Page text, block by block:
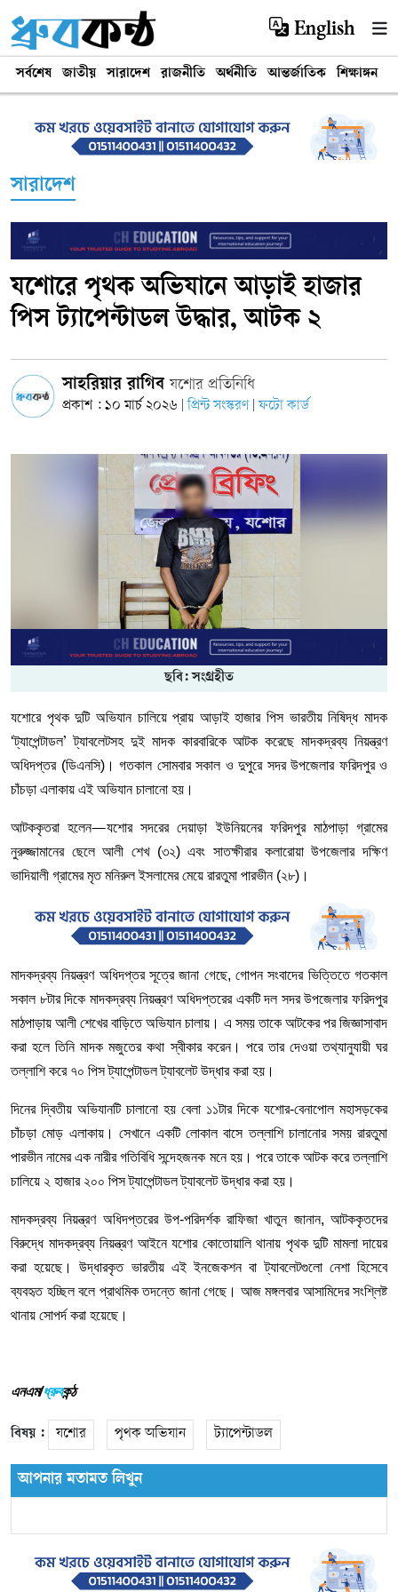
English
সর্বশেষ জাতীয় সারাদেশ রাজনীতি অর্থনীতি আন্তর্জাতিক শিক্ষাঙ্গন
সারাদেশ
যশোরে পৃথক অভিযানে আড়াই হাজার
পিস ট্যাপেন্টাডল উদ্ধার, আটক ২
সাহরিয়ার রাগিবযশোর প্রতিনিধি
প্রকাশ : ১০ মার্চ ২০২৬ প্রিন্ট সংস্করণ ফটো কার্ড
ছবি: সংগ্রহীত
যশোরে পৃথক দুটি অভিযান চালিয়ে প্রায় আড়াই হাজার পিস ভারতীয় নিষিদ্ধ মাদক
‘ট্যাপেন্টাডল’ ট্যাবলেটসহ দুই মাদক কারবারিকে আটক করেছে মাদকদ্রব্য নিয়ন্ত্রণ
অধিদপ্তর (ডিএনসি)। গতকাল সোমবার সকাল ও দুপুরে সদর উপজেলার ফরিদপুর ও
চাঁচড়া এলাকায় এই অভিযান চালানো হয়।
আটককৃতরা হলেন—যশোর সদরের দেয়াড়া ইউনিয়নের ফরিদপুর মাঠপাড়া গ্রামের
নুরুজ্জামানের ছেলে আলী শেখ (৩২) এবং সাতক্ষীরার কলারোয়া উপজেলার দক্ষিণ
ভাদিয়ালী গ্রামের মৃত মনিরুল ইসলামের মেয়ে রারতুমা পারভীন (২৮)।
মাদকদ্রব্য নিয়ন্ত্রণ অধিদপ্তর সূত্রে জানা গেছে, গোপন সংবাদের ভিত্তিতে গতকাল
সকাল ৮টার দিকে মাদকদ্রব্য নিয়ন্ত্রণ অধিদপ্তরের একটি দল সদর উপজেলার ফরিদপুর
মাঠপাড়ায় আলী শেখের বাড়িতে অভিযান চালায়। এ সময় তাকে আটকের পর জিজ্ঞাসাবাদ
করা হলে তিনি মাদক মজুতের কথা স্বীকার করেন। পরে তার দেওয়া তথ্যানুযায়ী ঘর
তল্লাশি করে ৭০ পিস ট্যাপেন্টাডল ট্যাবলেট উদ্ধার করা হয়।
দিনের দ্বিতীয় অভিযানটি চালানো হয় বেলা ১১টার দিকে যশোর-বেনাপোল মহাসড়কের
চাঁচড়া মোড় এলাকায়। সেখানে একটি লোকাল বাসে তল্লাশি চালানোর সময় রারতুমা
পারভীন নামের এক নারীর গতিবিধি সন্দেহজনক মনে হয়। পরে তাকে আটক করে তল্লাশি
চালিয়ে ২ হাজার ২০০ পিস ট্যাপেন্টাডল ট্যাবলেট উদ্ধার করা হয়।
মাদকদ্রব্য নিয়ন্ত্রণ অধিদপ্তরের উপ-পরিদর্শক রাফিজা খাতুন জানান, আটককৃতদের
বিরুদ্ধে মাদকদ্রব্য নিয়ন্ত্রণ আইনে যশোর কোতোয়ালি থানায় পৃথক দুটি মামলা দায়ের
করা হয়েছে। উদ্ধারকৃত ভারতীয় এই ইনজেকশন বা ট্যাবলেটগুলো নেশা হিসেবে
ব্যবহৃত হচ্ছিল বলে প্রাথমিক তদন্তে জানা গেছে। আজ মঙ্গলবার আসামিদের সংশ্লিষ্ট
থানায় সোপর্দ করা হয়েছে।
এনএম/ধ্রুবকন্ঠ
বিষয় : যশোর পৃথক অভিযান ট্যাপেন্টাডল
আপনার মতামত লিখুন